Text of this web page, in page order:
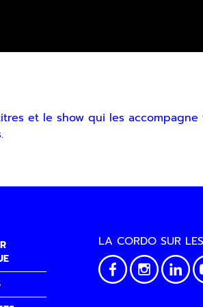
et le show qui les
LA CORDO SUR